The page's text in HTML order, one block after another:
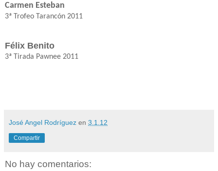
Carmen Esteban
3ª Trofeo Tarancón 2011
Félix Benito
3ª Tirada Pawnee 2011
José Angel Rodríguez en 3.1.12
Compartir
No hay comentarios: